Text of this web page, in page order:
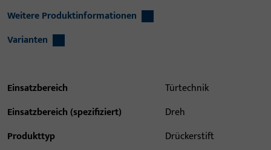
Weitere Produktinformationen
Varianten
Einsatzbereich
Türtechnik
Einsatzbereich (spezifiziert)
Dreh
Produkttyp
Drückerstift